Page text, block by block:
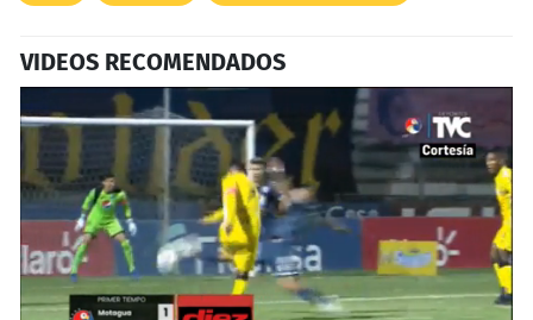
VIDEOS RECOMENDADOS